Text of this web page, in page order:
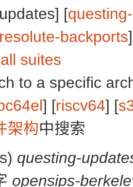
[
resolute-backports
all suites
to a specific
] [riscv64] [
架构中搜索
questing-
opensips-